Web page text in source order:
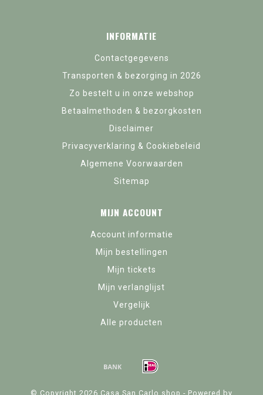
INFORMATIE
Contactgegevens
Transporten & bezorging in 2026
Zo bestelt u in onze webshop
Betaalmethoden & bezorgkosten
Disclaimer
Privacyverklaring & Cookiebeleid
Algemene Voorwaarden
Sitemap
MIJN ACCOUNT
Account informatie
Mijn bestellingen
Mijn tickets
Mijn verlanglijst
Vergelijk
Alle producten
© Copyright 2026 Casa San Carlo.shop - Powered by